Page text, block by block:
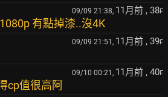
09/09 21:38, 11月前 , 38F
有點掉漆..沒4K
09/09 21:51, 11月前 , 39F
09/10 00:21, 11月前 , 40F
cp值很高阿